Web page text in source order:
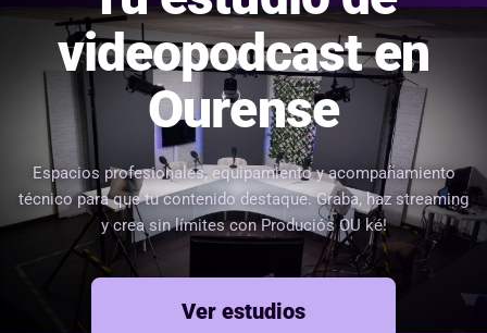
videopodcast en
Ourense
Espacios profesionales, equipamiento y acompañamiento
técnico para que tu contenido destaque. Graba, haz streaming
y crea sin límites con Produciós OU ké!
Ver estudios